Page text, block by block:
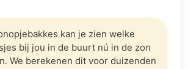
kan je zien welke
bij jou in de buurt nú in de zon
We berekenen dit voor duizenden